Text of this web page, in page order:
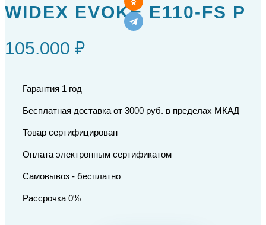
WIDEX EVOKE E110-FS P
105.000 ₽
Гарантия 1 год
Бесплатная доставка от 3000 руб. в пределах МКАД
Товар сертифицирован
Оплата электронным сертификатом
Самовывоз - бесплатно
Рассрочка 0%